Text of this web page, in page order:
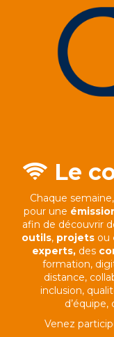
Le
Chaque
pour une
afin de découvrir
outils, projets ou
experts, des
formation,
distance,
inclusion,
Venez